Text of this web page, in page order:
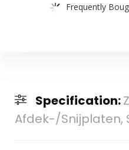
Frequently
Specification:
Afdek-/Snijplaten,